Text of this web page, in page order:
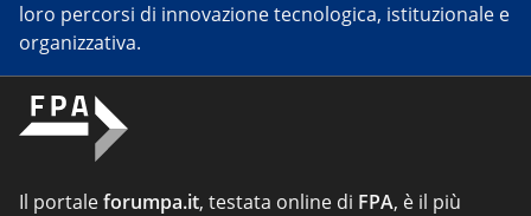
loro percorsi di innovazione tecnologica, istituzionale e
organizzativa.
Il portaleforumpa.it, testata online di FPA, è il più